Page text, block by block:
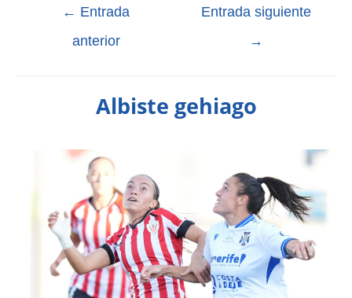
← Entrada
anterior
Entrada siguiente
→
Albiste gehiago